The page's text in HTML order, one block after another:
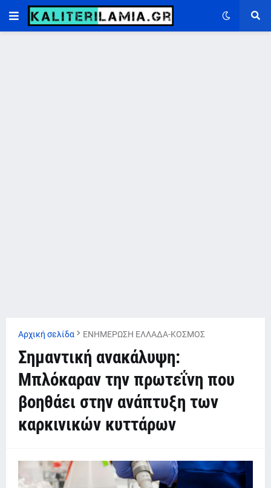
Αρχική σελίδα ΕΝΗΜΕΡΩΣΗ ΕΛΛΑΔΑ-ΚΟΣΜΟΣ
Σημαντική ανακάλυψη:
Μπλόκαραν την πρωτεΐνη που
βοηθάει στην ανάπτυξη των
καρκινικών κυττάρων